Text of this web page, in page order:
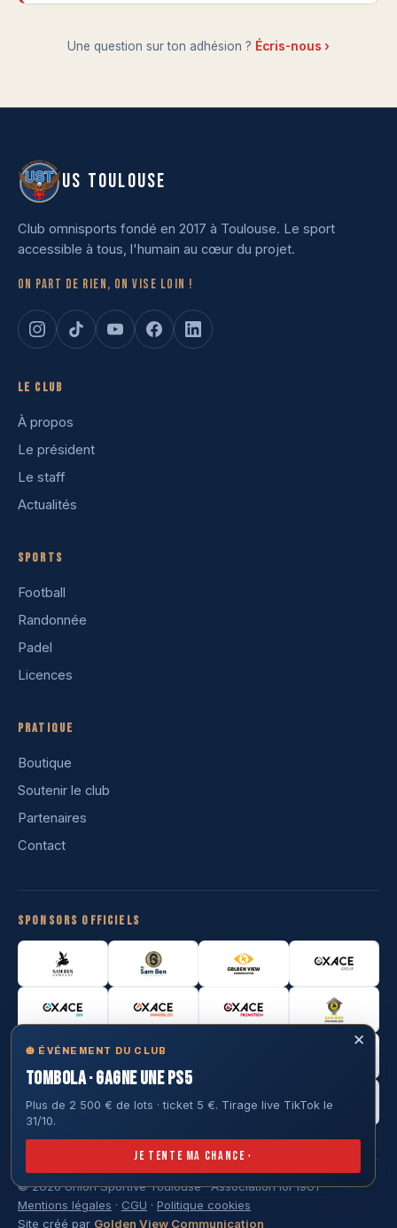
Une question sur ton adhésion ? Écris-nous ›
✕
🎃 ÉVÉNEMENT DU CLUB
TOMBOLA · GAGNE UNE PS5
Plus de 2 500 € de lots · ticket 5 €. Tirage live TikTok le
31/10.
Je tente ma chance ›
US TOULOUSE
Club omnisports fondé en 2017 à Toulouse. Le sport
accessible à tous, l'humain au cœur du projet.
On part de rien, on vise loin !
Le club
À propos
Le président
Le staff
Actualités
Sports
Football
Randonnée
Padel
Licences
Pratique
Boutique
Soutenir le club
Partenaires
Contact
Sponsors officiels
© 2026 Union Sportive Toulouse · Association loi 1901
Mentions légales · CGU · Politique cookies
Site créé par Golden View Communication